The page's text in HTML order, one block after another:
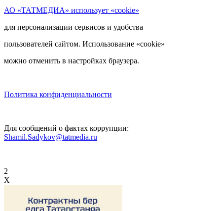
АО «ТАТМЕДИА» использует «cookie»
для персонализации сервисов и удобства
пользователей сайтом. Использование «cookie»
можно отменить в настройках браузера.
Политика конфиденциальности
Для сообщений о фактах коррупции:
Shamil.Sadykov@tatmedia.ru
2
X